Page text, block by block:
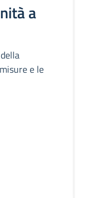
a
e le